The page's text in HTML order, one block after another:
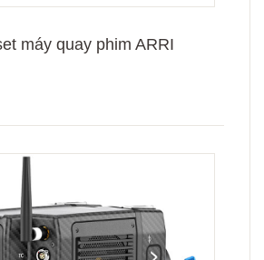
máy quay phim ARRI